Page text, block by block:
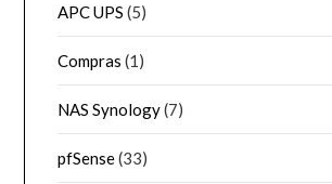
APC UPS (5)
Compras (1)
NAS Synology(7)
pfSense(33)